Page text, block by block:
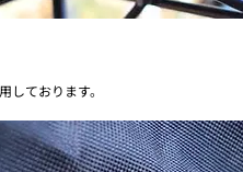
ております。